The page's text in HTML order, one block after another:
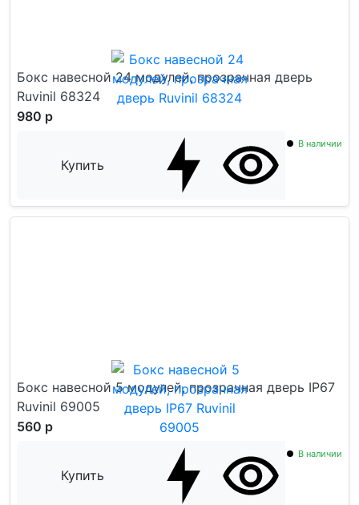
Бокс навесной 24 модулей, прозрачная дверь
Ruvinil 68324
980 р
Купить
В наличии
Бокс навесной 5 модулей, прозрачная дверь IP67
Ruvinil 69005
560 р
Купить
В наличии